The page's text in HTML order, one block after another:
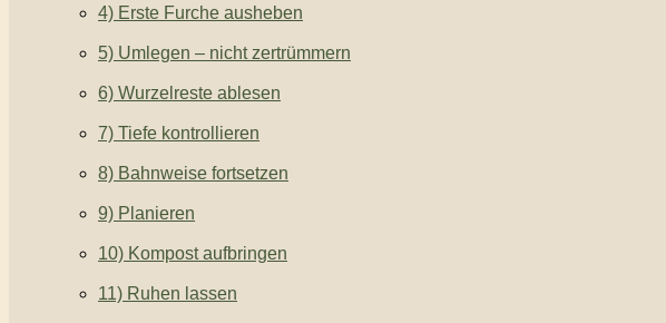
4) Erste Furche ausheben
5) Umlegen – nicht zertrümmern
6) Wurzelreste ablesen
7) Tiefe kontrollieren
8) Bahnweise fortsetzen
9) Planieren
10) Kompost aufbringen
11) Ruhen lassen